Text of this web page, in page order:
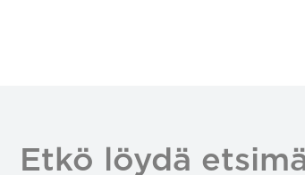
Etkö löydä